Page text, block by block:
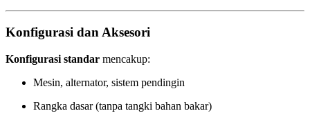
Konfigurasi dan Aksesori
Konfigurasi standar mencakup:
Mesin, alternator, sistem pendingin
Rangka dasar (tanpa tangki bahan bakar)